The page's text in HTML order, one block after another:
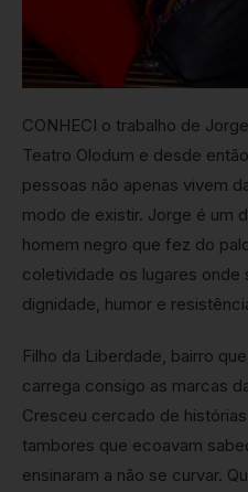
CONHECI o trabalho de
Teatro Olodum e desde
pessoas não apenas vivem
modo de existir. Jorge é um
homem negro que fez do
coletividade os lugares onde
dignidade, humor e
Filho da Liberdade, bairro
carrega consigo as marcas
Cresceu cercado de
tambores que ecoavam
ensinaram a não se curvar.